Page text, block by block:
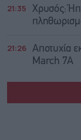
21:35
Χρυσός:
21:26 Αποτυχία
March 7A